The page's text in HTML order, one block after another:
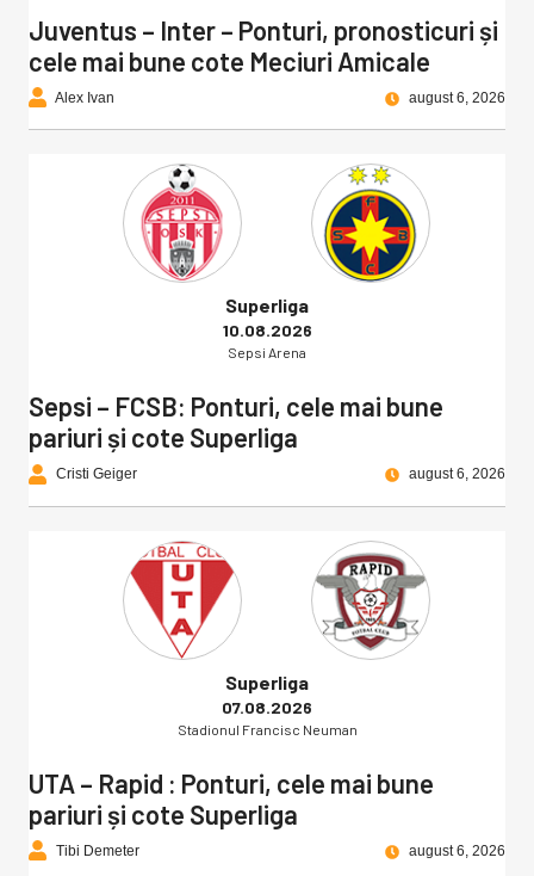
Juventus – Inter – Ponturi, pronosticuri și
cele mai bune cote Meciuri Amicale
Alex Ivan august 6, 2026
Superliga
10.08.2026
Sepsi Arena
Sepsi – FCSB: Ponturi, cele mai bune
pariuri și cote Superliga
Cristi Geiger august 6, 2026
Superliga
07.08.2026
Stadionul Francisc Neuman
UTA – Rapid : Ponturi, cele mai bune
pariuri și cote Superliga
Tibi Demeter august 6, 2026